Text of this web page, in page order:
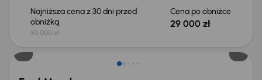
Najniższa cena z 30 dni przed
obniżką
30 000 zł
Cena po obniżce
29 000 zł
Taniej o 1 000 zł